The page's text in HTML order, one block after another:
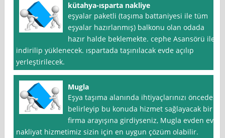
kütahya-ısparta nakliye
eşyalar paketli (taşıma battaniyesi ile tüm
eşyalar hazırlanmış) balkonu olan odada
hazır halde beklemekte. cephe Asansörü ile
indirilip yüklenecek. ıspartada taşınılacak evde açılıp
yerleştirilecek.
Mugla
Eşya taşıma alanında ihtiyaçlarınızı önceden
belirleyip bu konuda hizmet sağlayacak bir
firma arayışına girdiyseniz, Mugla evden eve
nakliyat hizmetimiz sizin için en uygun çözüm olabilir.